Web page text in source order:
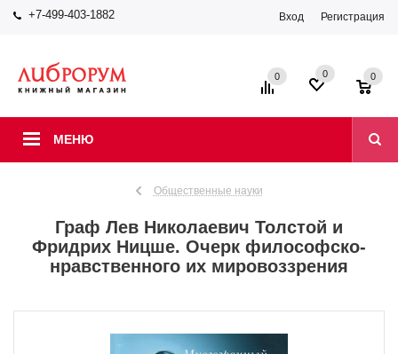
+7-499-403-1882 Вход Регистрация
МЕНЮ
0 0 0
Общественные науки
Граф Лев Николаевич Толстой и
Фридрих Ницше. Очерк философско-
нравственного их мировоззрения